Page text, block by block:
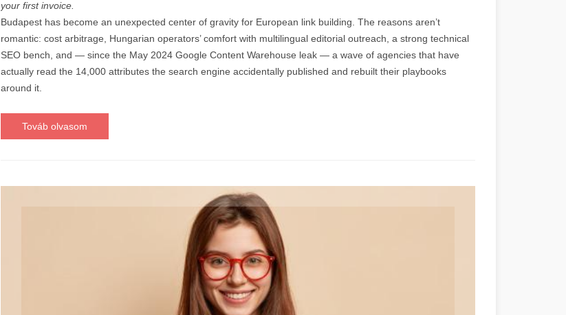
your first invoice.
Budapest has become an unexpected center of gravity for European link building. The reasons aren’t
romantic: cost arbitrage, Hungarian operators’ comfort with multilingual editorial outreach, a strong technical
SEO bench, and — since the May 2024 Google Content Warehouse leak — a wave of agencies that have
actually read the 14,000 attributes the search engine accidentally published and rebuilt their playbooks
around it.
Továb olvasom